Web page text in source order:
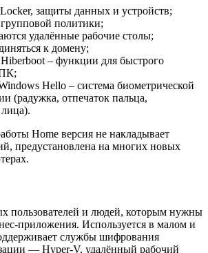
защиты данных и устройств;
групповой политики;
удалённые рабочие столы;
к домену;
Hiberboot – функции для быстрого
Hello – система биометрической
(радужка, отпечаток пальца,
Home версия не накладывает
предустановлена на многих новых
пользователей и людей, которым нужны
приложения. Используется в малом и
службы шифрования
— Hyper-V, удалённый рабочий